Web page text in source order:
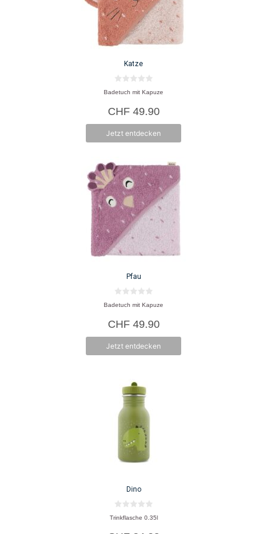
Katze
0
v
n
5
Badetuch mit Kapuze
CHF49.90
Jetzt entdecken
Pfau
0
v
n
5
Badetuch mit Kapuze
CHF49.90
Jetzt entdecken
Dino
0
v
Trinkflasche 0.35l